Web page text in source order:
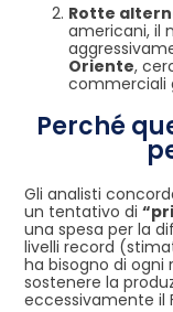
Rotte
americani, il
Oriente,
commerciali
Perché
Gli analisti
un tentativo di
una spesa per la
livelli record
ha bisogno di ogni
sostenere la
eccessivamente il